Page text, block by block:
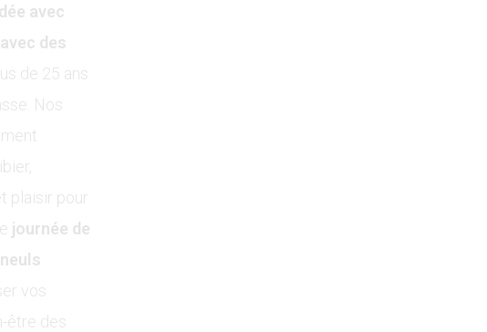
avec
des
de 25 ans
Nos
plaisir pour
journée de
vos
être des